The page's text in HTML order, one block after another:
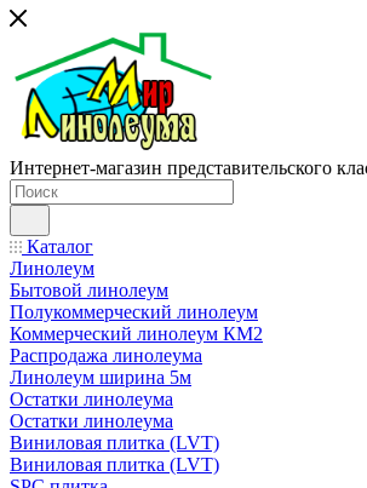
Интернет-магазин представительского
Каталог
Линолеум
Бытовой линолеум
Полукоммерческий линолеум
Коммерческий линолеум КМ2
Распродажа линолеума
Линолеум ширина 5м
Остатки линолеума
Остатки линолеума
Виниловая плитка (LVT)
Виниловая плитка (LVT)